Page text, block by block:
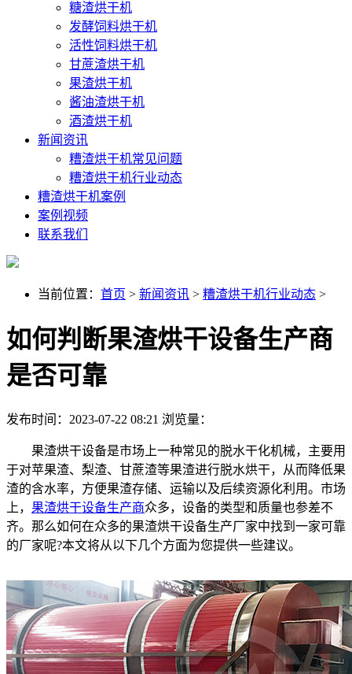
糖渣烘干机
发酵饲料烘干机
活性饲料烘干机
甘蔗渣烘干机
果渣烘干机
酱油渣烘干机
酒渣烘干机
新闻资讯
糟渣烘干机常见问题
糟渣烘干机行业动态
糟渣烘干机案例
案例视频
联系我们
当前位置： 首页 > 新闻资讯 > 糟渣烘干机行业动态 >
如何判断果渣烘干设备生产商
是否可靠
发布时间：2023-07-22 08:21 浏览量：
果渣烘干设备是市场上一种常见的脱水干化机械，主要用
于对苹果渣、梨渣、甘蔗渣等果渣进行脱水烘干，从而降低果
渣的含水率，方便果渣存储、运输以及后续资源化利用。市场
上， 果渣烘干设备生产商众多，设备的类型和质量也参差不
齐。那么如何在众多的果渣烘干设备生产厂家中找到一家可靠
的厂家呢?本文将从以下几个方面为您提供一些建议。